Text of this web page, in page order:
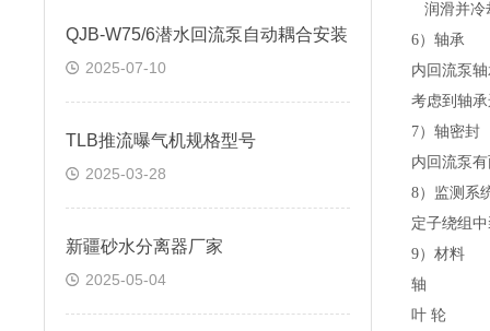
QJB-W75/6潜水回流泵自动耦合安装
2025-07-10
TLB推流曝气机规格型号
2025-03-28
新疆砂水分离器厂家
2025-05-04
润滑并冷
6）轴承
内回流泵
考虑到轴
7）轴密封
内回流泵
8）监测系
定子绕组
9）材料
轴
叶 轮